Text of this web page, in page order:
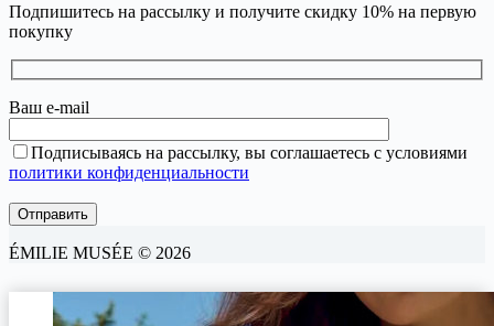
Подпишитесь на рассылку и получите скидку 10% на первую
покупку
Ваш e-mail
Подписываясь на рассылку, вы соглашаетесь с условиями
политики конфиденциальности
ÉMILIE MUSÉE © 2026